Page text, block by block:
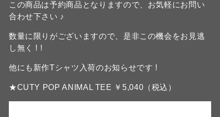
この商品は予約商品となりますので、お気軽にお問い
合わせ下さい ♪
数量に限りがございますので、是非この機会をお見逃
し無く ! !
他にも新作Tシャツ入荷のお知らせです !
★CUTY POP ANIMAL TEE ￥5,040（税込）